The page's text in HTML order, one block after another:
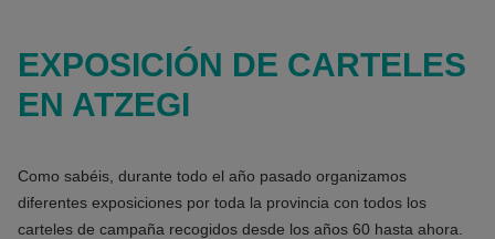
EXPOSICIÓN DE CARTELES
EN ATZEGI
Como sabéis, durante todo el año pasado organizamos
diferentes exposiciones por toda la provincia con todos los
carteles de campaña recogidos desde los años 60 hasta ahora.